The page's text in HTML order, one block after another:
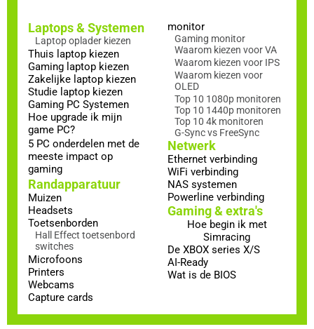
Laptops & Systemen
Laptop oplader kiezen
Thuis laptop kiezen
Gaming laptop kiezen
Zakelijke laptop kiezen
Studie laptop kiezen
Gaming PC Systemen
Hoe upgrade ik mijn
game PC?
5 PC onderdelen met de
meeste impact op
gaming
Randapparatuur
Muizen
Headsets
Toetsenborden
Hall Effect toetsenbord
switches
Microfoons
Printers
Webcams
Capture cards
monitor
Gaming monitor
Waarom kiezen voor VA
Waarom kiezen voor IPS
Waarom kiezen voor
OLED
Top 10 1080p monitoren
Top 10 1440p monitoren
Top 10 4k monitoren
G-Sync vs FreeSync
Netwerk
Ethernet verbinding
WiFi verbinding
NAS systemen
Powerline verbinding
Gaming & extra's
Hoe begin ik met
Simracing
De XBOX series X/S
AI-Ready
Wat is de BIOS